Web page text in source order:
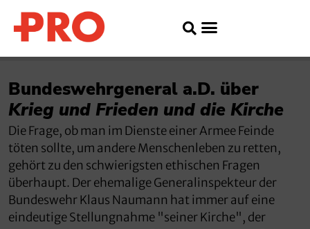
Bundeswehrgeneral a.D. über
Krieg und Frieden und die Kirche
Die Frage, ob man im Dienste einer Armee Feinde
töten sollte, um andere Menschenleben zu retten,
gehört zu den schwierigsten ethischen Fragen
überhaupt. Der ehemalige Generalinspekteur der
Bundeswehr Klaus Naumann hat immer auf eine
eindeutige Stellungnahme "seiner Kirche", der